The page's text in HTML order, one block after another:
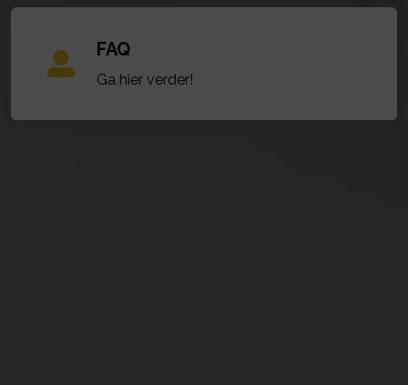
FAQ
Ga hier verder!